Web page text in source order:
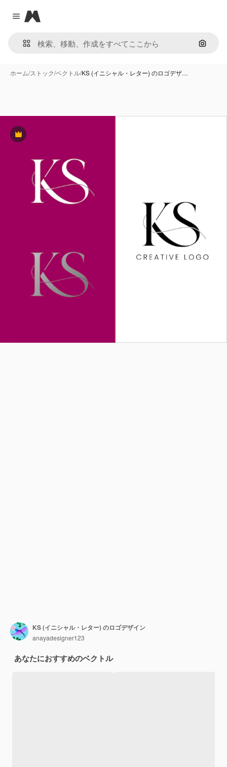
Close menu
Magnific
画像で
ホーム/ストック/ベクトル/KS (イニシャル・レター) のロゴデザ…
Premium
KS (イニシャル・レター) のロゴデザイン
anayadesigner123
あなたにおすすめのベクトル